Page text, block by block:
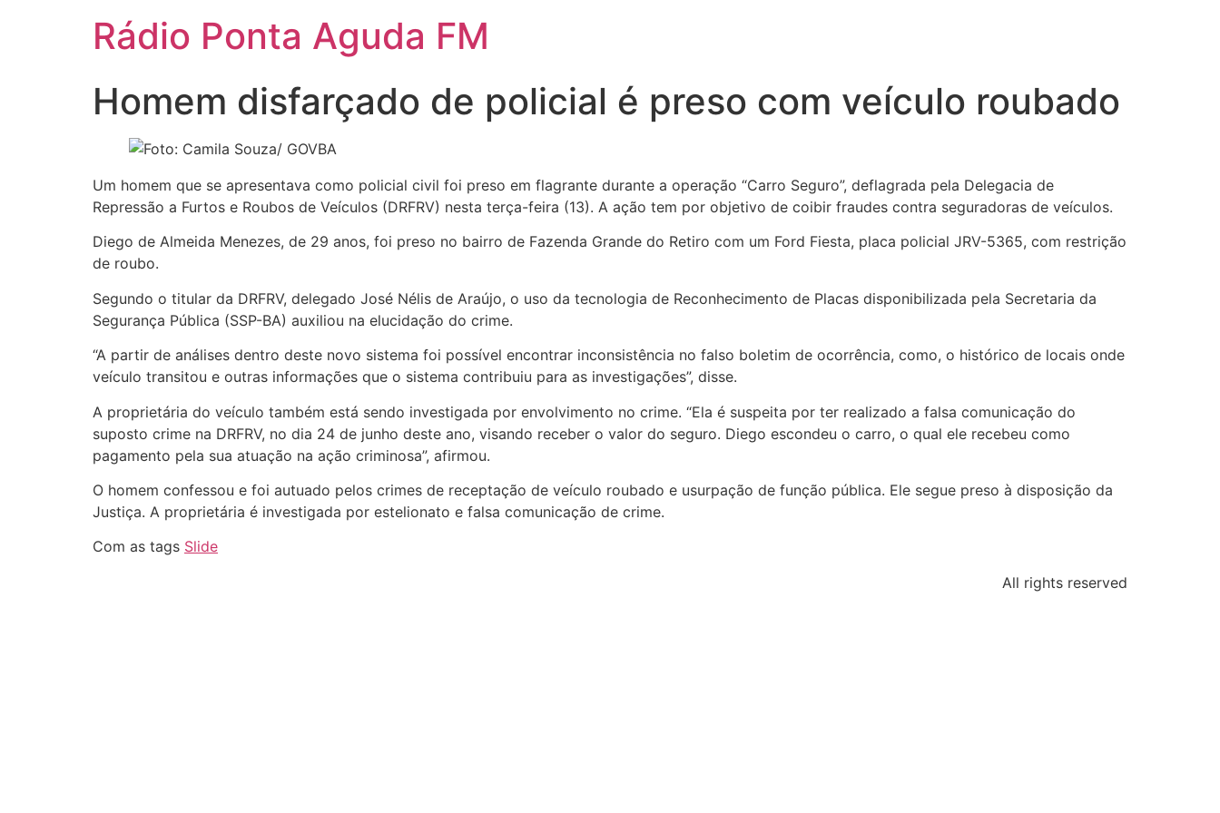
Rádio Ponta Aguda FM
Homem disfarçado de policial é preso com veículo roubado
Um homem que se apresentava como policial civil foi preso em flagrante durante a operação “Carro Seguro”, deflagrada pela Delegacia de
Repressão a Furtos e Roubos de Veículos (DRFRV) nesta terça-feira (13). A ação tem por objetivo de coibir fraudes contra seguradoras de veículos.
Diego de Almeida Menezes, de 29 anos, foi preso no bairro de Fazenda Grande do Retiro com um Ford Fiesta, placa policial JRV-5365, com restrição
de roubo.
Segundo o titular da DRFRV, delegado José Nélis de Araújo, o uso da tecnologia de Reconhecimento de Placas disponibilizada pela Secretaria da
Segurança Pública (SSP-BA) auxiliou na elucidação do crime.
“A partir de análises dentro deste novo sistema foi possível encontrar inconsistência no falso boletim de ocorrência, como, o histórico de locais onde
veículo transitou e outras informações que o sistema contribuiu para as investigações”, disse.
A proprietária do veículo também está sendo investigada por envolvimento no crime. “Ela é suspeita por ter realizado a falsa comunicação do
suposto crime na DRFRV, no dia 24 de junho deste ano, visando receber o valor do seguro. Diego escondeu o carro, o qual ele recebeu como
pagamento pela sua atuação na ação criminosa”, afirmou.
O homem confessou e foi autuado pelos crimes de receptação de veículo roubado e usurpação de função pública. Ele segue preso à disposição da
Justiça. A proprietária é investigada por estelionato e falsa comunicação de crime.
Com as tags Slide
All rights reserved